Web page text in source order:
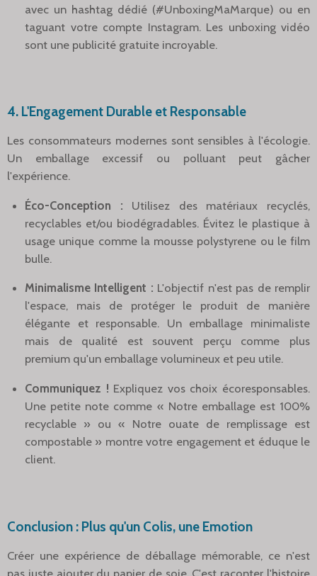
avec un hashtag dédié (#UnboxingMaMarque) ou en
taguant votre compte Instagram. Les unboxing vidéo
sont une publicité gratuite incroyable.
4. L'Engagement Durable et Responsable
Les consommateurs modernes sont sensibles à l'écologie.
Un emballage excessif ou polluant peut gâcher
l'expérience.
Éco-Conception :
Utilisez des matériaux recyclés,
recyclables et/ou biodégradables. Évitez le plastique à
usage unique comme la mousse polystyrene ou le film
bulle.
Minimalisme Intelligent : L'objectif n'est pas de remplir
l'espace, mais de protéger le produit de manière
élégante et responsable. Un emballage minimaliste
mais de qualité est souvent perçu comme plus
premium qu'un emballage volumineux et peu utile.
Communiquez ! Expliquez vos choix écoresponsables.
Une petite note comme « Notre emballage est 100%
recyclable » ou « Notre ouate de remplissage est
compostable » montre votre engagement et éduque le
client.
Conclusion : Plus qu'un Colis, une Emotion
Créer une expérience de déballage mémorable, ce n'est
pas juste ajouter du papier de soie. C'est raconter l'histoire